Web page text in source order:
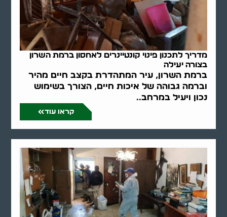
מדריך לתכנון פינוי קונטיינרים לאחסון ברמת השרון
בצורה יעילה
ברמת השרון, עיר המתהדרת בקצב חיים מהיר
וברמה גבוהה של איכות חיים, הצורך בשימוש
נכון ויעיל במרחב..
קראו עוד